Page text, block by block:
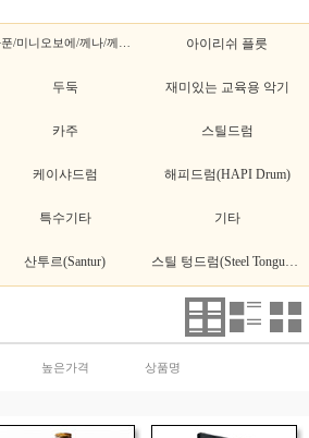
아이리쉬 플릇
두둑 재미있는 교육용 악기
카주 스틸드럼
케이샤드럼 해피드럼(HAPI Drum)
특수기타 기타
산투르(Santur)
높은가격 상품명